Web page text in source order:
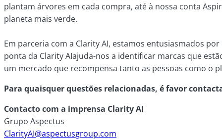
plantam árvores em cada compra, até à nossa conta
planeta mais verde.
Em parceria com a Clarity AI, estamos entusiasmados
ponta da Clarity AIajuda-nos a identificar marcas que
um mercado que recompensa tanto as pessoas como o
Para quaisquer questões relacionadas, é favor
Contacto com a imprensa Clarity AI
Grupo Aspectus
ClarityAI@aspectusgroup.com